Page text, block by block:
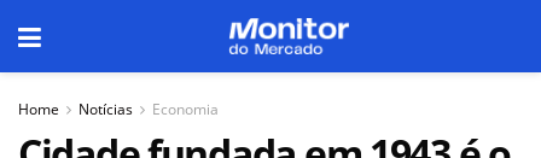
Home Notícias Economia